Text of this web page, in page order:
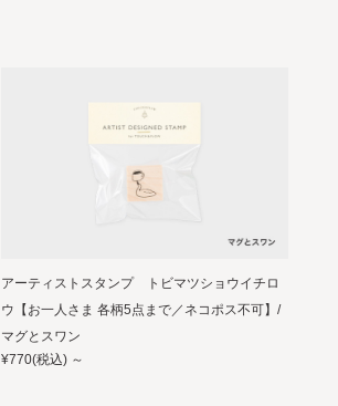
アーティストスタンプ トビマツショウイチロ
ウ【お一人さま 各柄5点まで／ネコポス不可】/
マグとスワン
¥770(税込) ～